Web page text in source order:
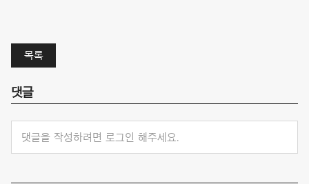
목록
댓글
댓글을 작성하려면 로그인 해주세요.